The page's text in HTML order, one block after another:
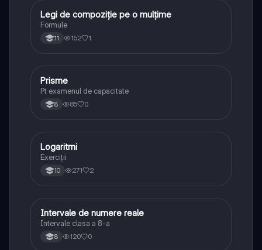
Matematică
Legi de compoziție pe o mulțime
Formule
11 152 1
Matematică
Prisme
Pt examenul de capacitate
8 85 0
Matematică
Logaritmi
Exerciții
10 271 2
Matematică
Intervale de numere reale
Intervale clasa a 8-a
8 120 0